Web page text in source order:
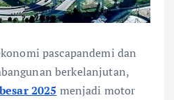
pascapandemi dan
berkelanjutan,
2025 menjadi motor